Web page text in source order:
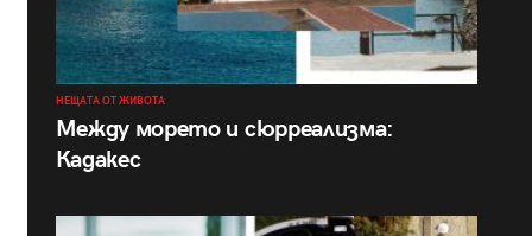
НЕЩАТА ОТ ЖИВОТА
Между морето и сюрреализма:
Кадакес